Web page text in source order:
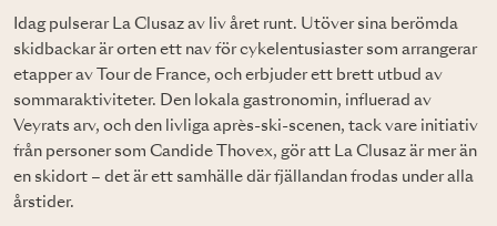
Idag pulserar La Clusaz av liv året runt. Utöver sina berömda
skidbackar är orten ett nav för cykelentusiaster som arrangerar
etapper av Tour de France, och erbjuder ett brett utbud av
sommaraktiviteter. Den lokala gastronomin, influerad av
Veyrats arv, och den livliga après-ski-scenen, tack vare initiativ
från personer som Candide Thovex, gör att La Clusaz är mer än
en skidort – det är ett samhälle där fjällandan frodas under alla
årstider.